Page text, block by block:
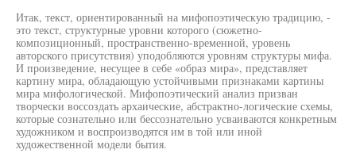
Итак, текст, ориентированный на мифопоэтическую традицию, -
это текст, структурные уровни которого (сюжетно-
композиционный, пространственно-временной, уровень
авторского присутствия) уподобляются уровням структуры мифа.
И произведение, несущее в себе «образ мира», представляет
картину мира, обладающую устойчивыми признаками картины
мира мифологической. Мифопоэтический анализ призван
творчески воссоздать архаические, абстрактно-логические схемы,
которые сознательно или бессознательно усваиваются конкретным
художником и воспроизводятся им в той или иной
художественной модели бытия.